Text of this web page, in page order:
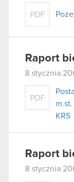
PDF
Raport
8 stycznia
PDF
KRS
Raport
8 stycznia